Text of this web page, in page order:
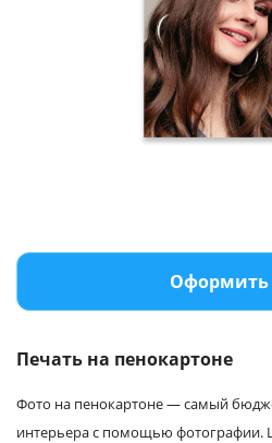
Оформить
Печать на пенокартоне
Фото на пенокартоне — самый
интерьера с помощью фотографии.